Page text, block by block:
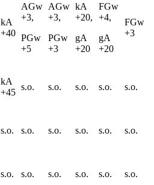
kA
+40
AGw
+3,
PGw
+5
AGw
+3,
PGw
+3
kA
+20,
gA
+20
FGw
+4,
gA
+20
FGw
+3
kA
+45
s.o. s.o. s.o. s.o. s.o.
s.o. s.o. s.o. s.o. s.o. s.o.
s.o. s.o. s.o. s.o. s.o. s.o.